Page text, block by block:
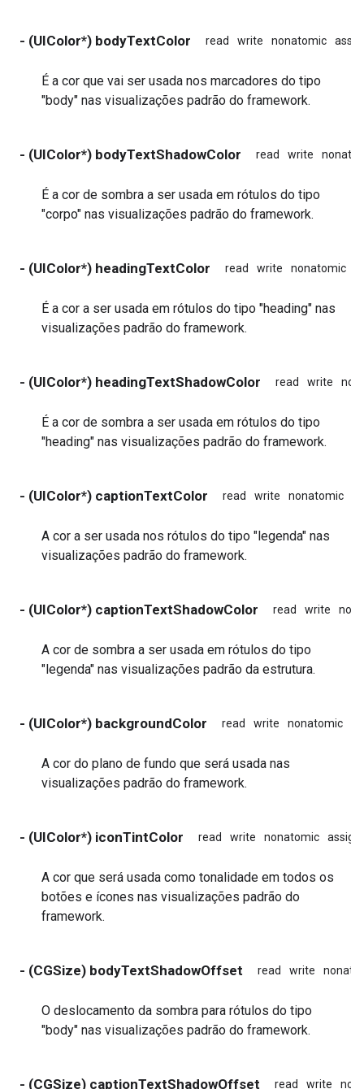
- (UIColor*) bodyTextColor read write nonatomic
É a cor que vai ser usada nos marcadores do tipo
"body" nas visualizações padrão do framework.
- (UIColor*) bodyTextShadowColor read write
É a cor de sombra a ser usada em rótulos do tipo
"corpo" nas visualizações padrão do framework.
- (UIColor*) headingTextColor read write nonatomic
É a cor a ser usada em rótulos do tipo "heading" nas
visualizações padrão do framework.
- (UIColor*) headingTextShadowColor read write
É a cor de sombra a ser usada em rótulos do tipo
"heading" nas visualizações padrão do framework.
- (UIColor*) captionTextColor read write nonatomic
A cor a ser usada nos rótulos do tipo "legenda" nas
visualizações padrão do framework.
- (UIColor*) captionTextShadowColor read write
A cor de sombra a ser usada em rótulos do tipo
"legenda" nas visualizações padrão da estrutura.
- (UIColor*) backgroundColor read write nonatomic
A cor do plano de fundo que será usada nas
visualizações padrão do framework.
- (UIColor*) iconTintColor read write nonatomic assign
A cor que será usada como tonalidade em todos os
botões e ícones nas visualizações padrão do
framework.
- (CGSize) bodyTextShadowOffset read write
O deslocamento da sombra para rótulos do tipo
"body" nas visualizações padrão do framework.
- (CGSize) captionTextShadowOffset read write